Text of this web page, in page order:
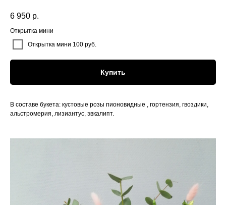
6 950 р.
Открытка мини
Открытка мини 100 руб.
Купить
В составе букета: кустовые розы пионовидные , гортензия, гвоздики,
альстромерия, лизиантус, эвкалипт.